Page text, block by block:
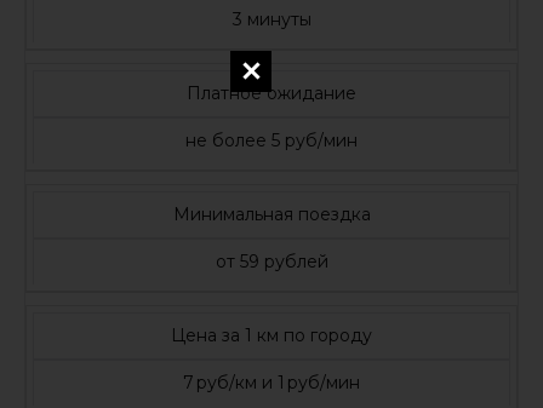
3 минуты
Платное ожидание
не более 5 руб/мин
Минимальная поездка
от 59 рублей
Цена за 1 км по городу
7 руб/км и 1 руб/мин